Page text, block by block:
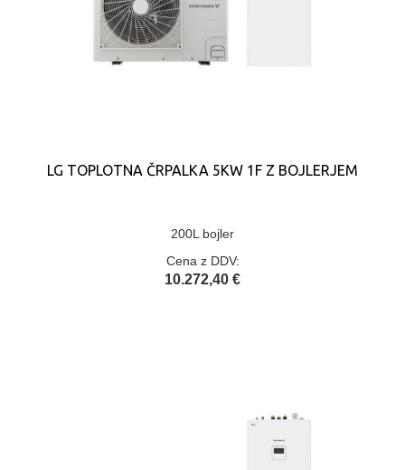
LG TOPLOTNA ČRPALKA 5KW 1F Z BOJLERJEM
200L bojler
Cena z DDV:
10.272,40 €